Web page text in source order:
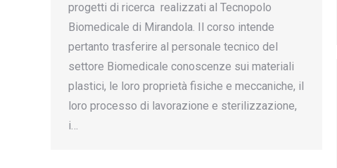
progetti di ricerca realizzati al Tecnopolo
Biomedicale di Mirandola. Il corso intende
pertanto trasferire al personale tecnico del
settore Biomedicale conoscenze sui materiali
plastici, le loro proprietà fisiche e meccaniche, il
loro processo di lavorazione e sterilizzazione,
i…